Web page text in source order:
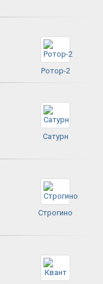
Ротор-2
Сатурн
Строгино